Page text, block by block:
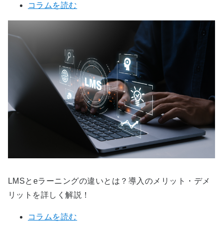
コラムを読む
LMSとeラーニングの違いとは？導入のメリット・デメ
リットを詳しく解説！
コラムを読む